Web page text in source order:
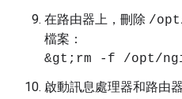
在路由器上，刪除 /
檔案：
&gt;rm -f /opt/
啟動訊息處理器和路由器